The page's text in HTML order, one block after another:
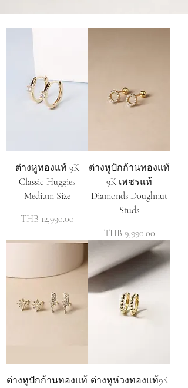
ต่างหูทองแท้ 9K
Classic Huggies
Medium Size
ราคา
THB 12,990.00
ต่างหูปักก้านทองแท้
9K เพชรแท้
Diamonds Doughnut
Studs
ราคา
THB 9,990.00
ต่างหูปักก้านทองแท้ ต่างหูห่วงทองแท้9K